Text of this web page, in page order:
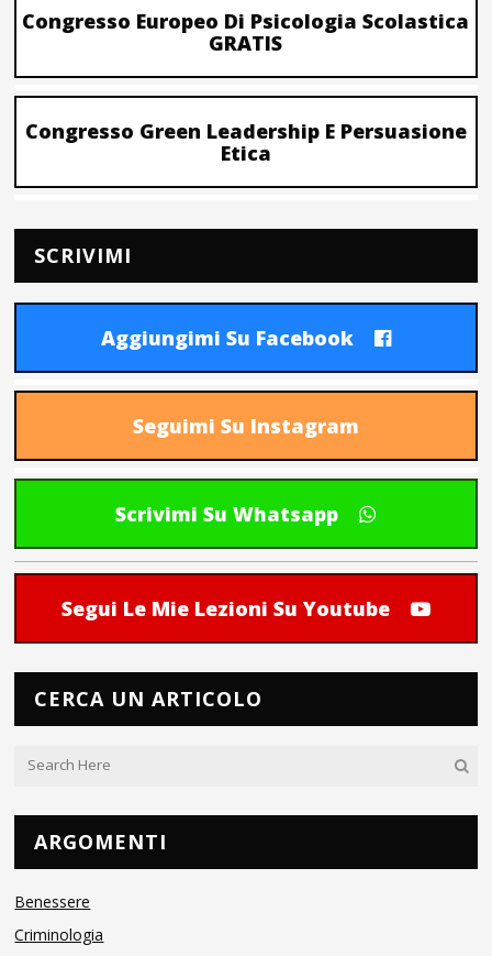
Congresso Europeo Di Psicologia Scolastica
GRATIS
Congresso Green Leadership E Persuasione
Etica
SCRIVIMI
Aggiungimi Su Facebook
Seguimi Su Instagram
Scrivimi Su Whatsapp
Segui Le Mie Lezioni Su Youtube
CERCA UN ARTICOLO
ARGOMENTI
Benessere
Criminologia